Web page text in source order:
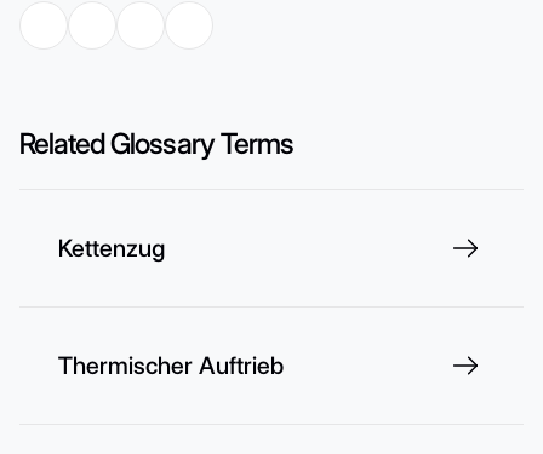
Related Glossary Terms
Kettenzug
Thermischer Auftrieb